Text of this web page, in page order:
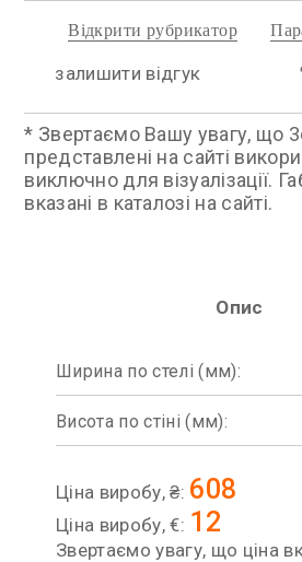
залишити відгук
Відкрити рубрикатор
* Звертаємо Вашу увагу, що
представлені на сайті
виключно для візуалізації.
вказані в каталозі на сайті.
Опис
Ширина по стелі (мм):
Висота по стіні (мм):
Ціна виробу, ₴: 608
Ціна виробу, €: 12
Звертаємо увагу, що ціна